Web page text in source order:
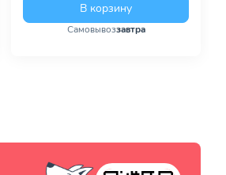
В корзину
Самовывоззавтра